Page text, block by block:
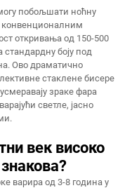
побољшати ноћну
конвенционалним
откривања од 150-500
боју под
Ово драматично
стаклене бисере
зраке фара
светле, јасно
век високо
варира од 3-8 година у